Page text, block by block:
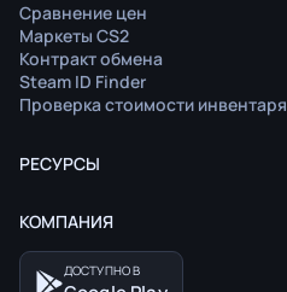
Сравнение цен
Маркеты CS2
Контракт обмена
Steam ID Finder
Проверка стоимости инвентаря
РЕСУРСЫ
КОМПАНИЯ
ДОСТУПНО В